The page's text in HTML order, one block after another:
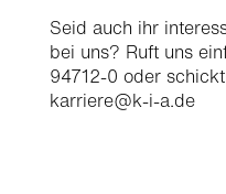
Seid auch ihr
bei uns? Ruft uns
94712-0 oder
karriere@k-i-a.de